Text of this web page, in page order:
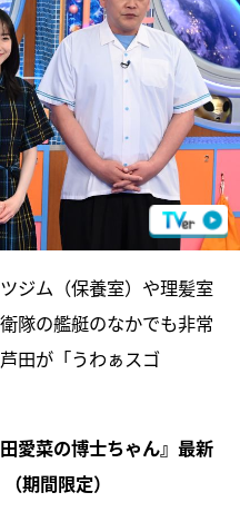
ジム（保養室）や理髪室
隊の艦艇のなかでも非常
田が「うわぁスゴ
愛菜の博士ちゃん』最新
（期間限定）